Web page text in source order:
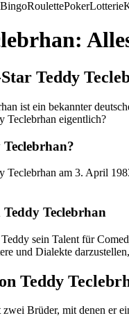
BingoRoulettePokerLotterie
Teddy
ist ein bekannter
Teclebrhan eigentlich?
Teclebrhan am 3. April
Teclebrhan
sein Talent für
und Dialekte
Teddy
Brüder, mit denen er